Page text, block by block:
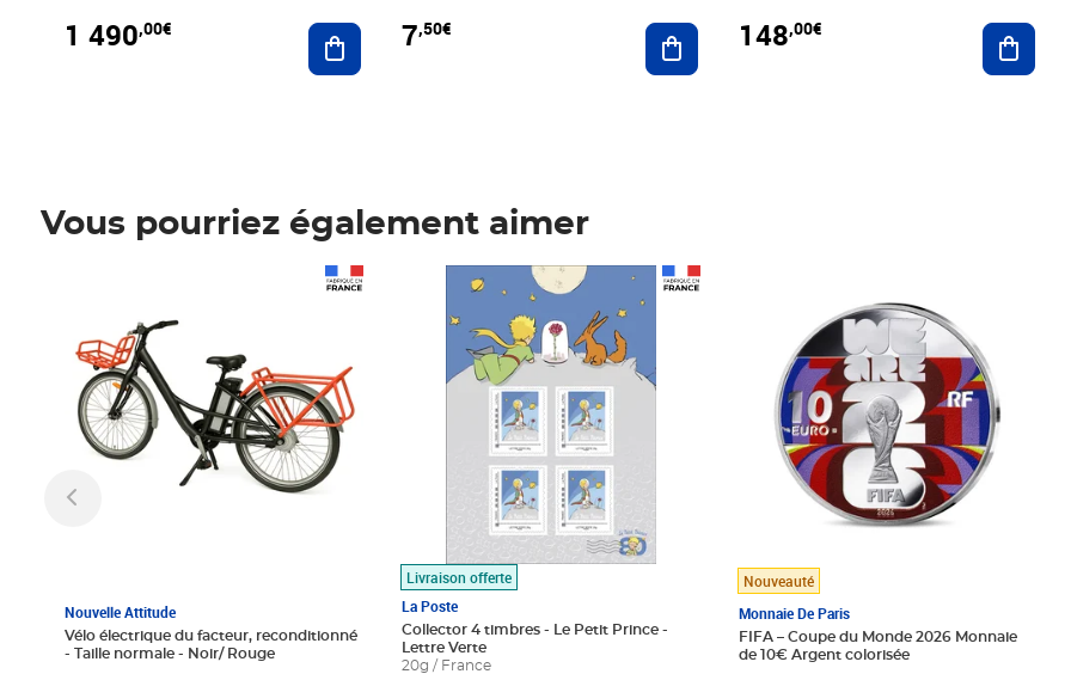
1 490,00€ Ajouter au panier
7,50€ Ajouter au panier
148,00€
Vous pourriez également aimer
Nouvelle Attitude
Vélo électrique du facteur, reconditionné
- Taille normale - Noir/ Rouge
Livraison offerte
La Poste
Collector 4 timbres - Le Petit Prince -
Lettre Verte
20g / France
Prix 7,50€
Nouveauté
Monnaie De Paris
FIFA – Coupe du Monde 2026 Monnaie
de 10€ Argent colorisée